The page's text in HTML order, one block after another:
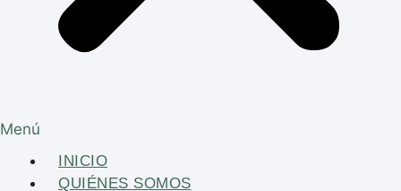
Menú
INICIO
QUIÉNES SOMOS